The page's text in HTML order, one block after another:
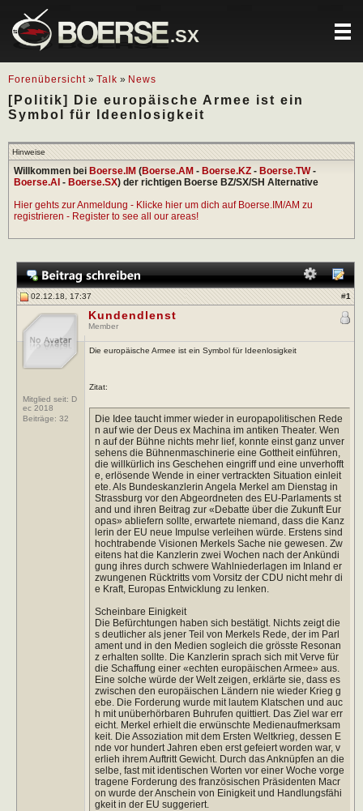
.SX
Forenübersicht » Talk » News
[Politik] Die europäische Armee ist ein
Symbol für Ideenlosigkeit
Hinweise
Willkommen bei Boerse.IM (Boerse.AM - Boerse.KZ - Boerse.TW-
Boerse.AI - Boerse.SX) der richtigen Boerse BZ/SX/SH Alternative
Hier gehts zur Anmeldung - Klicke hier um dich auf Boerse.IM/AM zu
registrieren - Register to see all our areas!
02.12.18, 17:37 #1
Mitglied seit: D
ec 2018
Beiträge: 32
Kundendlenst
Member
Die europäische Armee ist ein Symbol für Ideenlosigkeit
Zitat:
Die Idee taucht immer wieder in europapolitischen Rede
n auf wie der Deus ex Machina im antiken Theater. Wen
n auf der Bühne nichts mehr lief, konnte einst ganz unver
sehens die Bühnenmaschinerie eine Gottheit einführen,
die willkürlich ins Geschehen eingriff und eine unverhofft
e, erlösende Wende in einer vertrackten Situation einleit
ete. Als Bundeskanzlerin Angela Merkel am Dienstag in
Strassburg vor den Abgeordneten des EU-Parlaments st
and und ihren Beitrag zur «Debatte über die Zukunft Eur
opas» abliefern sollte, erwartete niemand, dass die Kanz
lerin der EU neue Impulse verleihen würde. Erstens sind
hochtrabende Visionen Merkels Sache nie gewesen. Zw
eitens hat die Kanzlerin zwei Wochen nach der Ankündi
gung ihres durch schwere Wahlniederlagen im Inland er
zwungenen Rücktritts vom Vorsitz der CDU nicht mehr di
e Kraft, Europas Entwicklung zu lenken.
Scheinbare Einigkeit
Die Befürchtungen haben sich bestätigt. Nichts zeigt die
s deutlicher als jener Teil von Merkels Rede, der im Parl
ament und in den Medien sogleich die grösste Resonan
z erhalten sollte. Die Kanzlerin sprach sich mit Verve für
die Schaffung einer «echten europäischen Armee» aus.
Eine solche würde der Welt zeigen, erklärte sie, dass es
zwischen den europäischen Ländern nie wieder Krieg g
ebe. Die Forderung wurde mit lautem Klatschen und auc
h mit unüberhörbaren Buhrufen quittiert. Das Ziel war err
eicht. Merkel erhielt die erwünschte Medienaufmerksam
keit. Die Assoziation mit dem Ersten Weltkrieg, dessen E
nde vor hundert Jahren eben erst gefeiert worden war, v
erlieh ihrem Auftritt Gewicht. Durch das Anknüpfen an die
selbe, fast mit identischen Worten vor einer Woche vorge
tragene Forderung des französischen Präsidenten Macr
on wurde der Anschein von Einigkeit und Handlungsfähi
gkeit in der EU suggeriert.